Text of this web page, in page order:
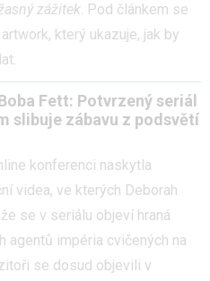
zážitek. Pod článkem se
který ukazuje, jak by
Fett: Potvrzený seriál
slibuje zábavu z podsvětí
konferenci naskytla
videa, ve kterých Deborah
se v seriálu objeví hraná
impéria cvičených na
se dosud objevili v